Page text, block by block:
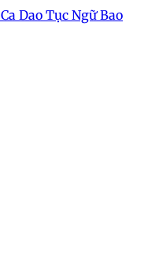
Ca Dao Tục NgữBao